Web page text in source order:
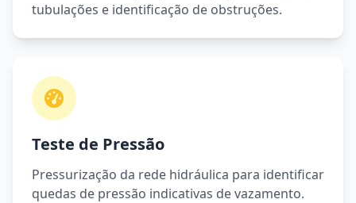
tubulações e identificação de obstruções.
Teste de Pressão
Pressurização da rede hidráulica para identificar
quedas de pressão indicativas de vazamento.